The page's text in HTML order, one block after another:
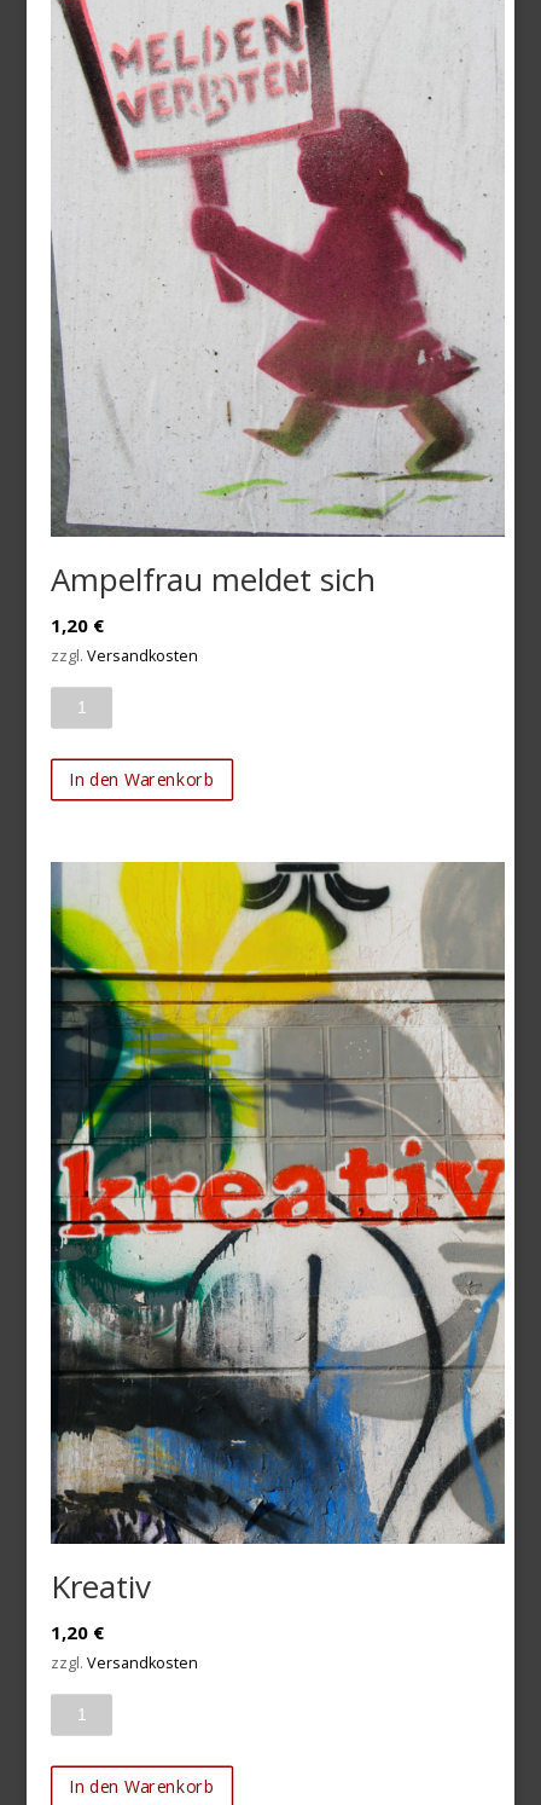
Ampelfrau meldet sich
1,20 €
zzgl.Versandkosten
In den Warenkorb
Kreativ
1,20 €
zzgl.Versandkosten
In den Warenkorb